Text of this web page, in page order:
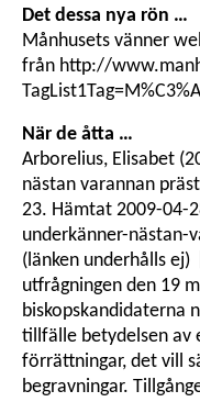
Det dessa nya rön …
Månhusets vänner
från http://
När de åtta …
Arborelius, Elisabet
nästan varannan
23. Hämtat 2009-04-
underkänner-nästan-
(länken underhålls
utfrågningen den 19
biskopskandidaterna
tillfälle betydelsen av
förrättningar, det vill
begravningar.